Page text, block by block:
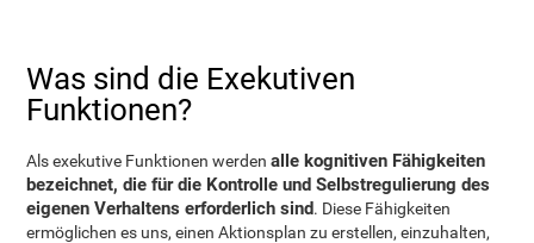
Was sind die Exekutiven
Funktionen?
Als exekutive Funktionen werdenalle kognitiven Fähigkeiten
bezeichnet, die für die Kontrolle und Selbstregulierung des
eigenen Verhaltens erforderlich sind. Diese Fähigkeiten
ermöglichen es uns, einen Aktionsplan zu erstellen, einzuhalten,